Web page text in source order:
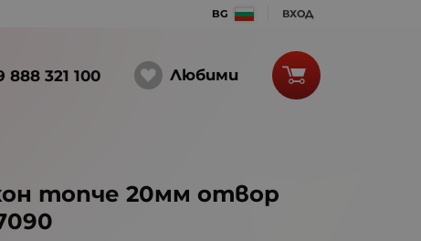
BG ВХОД
888 321 100 Любими
топче 20мм отвор